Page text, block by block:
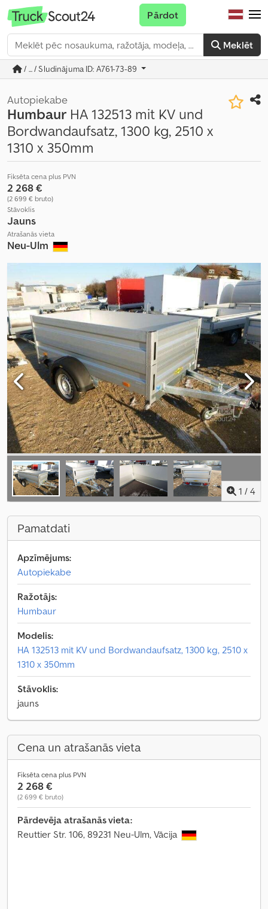
Meklēt
Pārdot
/ ... / Sludinājuma ID: A761-73-89
Autopiekabe
Humbaur HA 132513 mit KV und
Bordwandaufsatz, 1300 kg, 2510 x
1310 x 350mm
Fiksēta cena plus PVN
2 268 €
(2 699 € bruto)
Stāvoklis
Jauns
Atrašanās vieta
Neu-Ulm
1 / 4
Pamatdati
Apzīmējums:
Autopiekabe
Ražotājs:
Humbaur
Modelis:
HA 132513 mit KV und Bordwandaufsatz, 1300 kg, 2510 x
1310 x 350mm
Stāvoklis:
jauns
Cena un atrašanās vieta
Fiksēta cena plus PVN
2 268 €
(2 699 € bruto)
Pārdevēja atrašanās vieta:
Reuttier Str. 106, 89231 Neu-Ulm, Vācija